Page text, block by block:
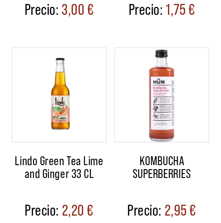
3,00€ 1,75€
Lindo Green Tea Lime
and Ginger 33 CL
2,20€
KOMBUCHA
SUPERBERRIES
2,95€